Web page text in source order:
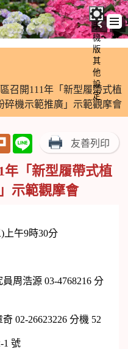
手
機
版
其
他
設
定
召開111年「新型履帶式植
碎機示範推廣」示範觀摩會
Plurk Line 友善列印
年「新型履帶式植
示範觀摩會
上午9時30分
周浩源 03-4768216 分
02-26623226 分機 52
1 號